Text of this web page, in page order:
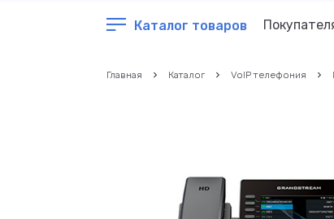
Каталог товаров
Главная Каталог VoIP телефония